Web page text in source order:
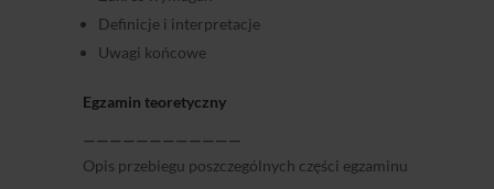
Definicje i interpretacje
Uwagi końcowe
Egzamin teoretyczny
————————————
Opis przebiegu poszczególnych części egzaminu